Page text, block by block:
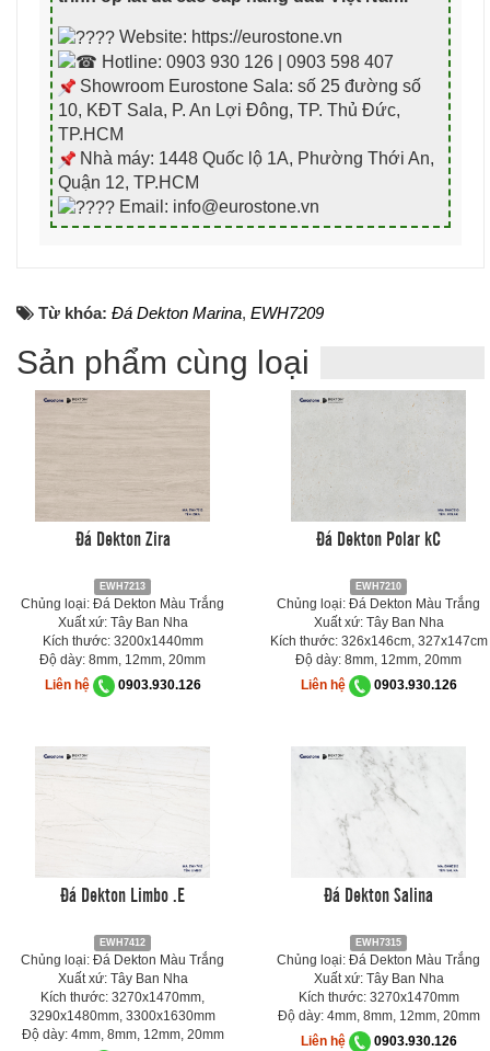
Website: https://eurostone.vn
Hotline: 0903 930 126 | 0903 598 407
Showroom Eurostone Sala: số 25 đường số
10, KĐT Sala, P. An Lợi Đông, TP. Thủ Đức,
TP.HCM
Nhà máy: 1448 Quốc lộ 1A, Phường Thới An,
Quận 12, TP.HCM
Email: info@eurostone.vn
Từ khóa: Đá Dekton Marina, EWH7209
Sản phẩm cùng loại
Đá Dekton Zira
EWH7213
Chủng loại: Đá Dekton Màu Trắng
Xuất xứ: Tây Ban Nha
Kích thước: 3200x1440mm
Độ dày: 8mm, 12mm, 20mm
Liên hệ
0903.930.126
Đá Dekton Polar kC
EWH7210
Chủng loại: Đá Dekton Màu Trắng
Xuất xứ: Tây Ban Nha
Kích thước: 326x146cm, 327x147cm
Độ dày: 8mm, 12mm, 20mm
Liên hệ
0903.930.126
Đá Dekton Limbo .E
EWH7412
Chủng loại: Đá Dekton Màu Trắng
Xuất xứ: Tây Ban Nha
Kích thước: 3270x1470mm,
3290x1480mm, 3300x1630mm
Độ dày: 4mm, 8mm, 12mm, 20mm
Đá Dekton Salina
EWH7315
Chủng loại: Đá Dekton Màu Trắng
Xuất xứ: Tây Ban Nha
Kích thước: 3270x1470mm
Độ dày: 4mm, 8mm, 12mm, 20mm
Liên hệ
0903.930.126